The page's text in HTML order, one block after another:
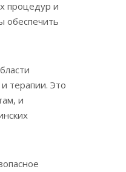
процедур и
обеспечить
терапии. Это
и